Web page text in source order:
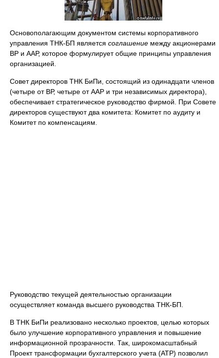
Основополагающим документом системы корпоративного
управления ТНК-БП является соглашение между акционерами
ВР и ААР, которое формулирует общие принципы управления
организацией.
Совет директоров ТНК БиПи, состоящий из одинадцати членов
(четыре от ВР, четыре от ААР и три независимых директора),
обеспечивает стратегическое руководство фирмой. При Совете
директоров существуют два комитета: Комитет по аудиту и
Комитет по компенсациям.
Руководство текущей деятельностью организации
осуществляет команда высшего руководства ТНК-БП.
В ТНК БиПи реализовано несколько проектов, целью которых
было улучшение корпоративного управления и повышение
информационной прозрачности. Так, широкомасштабный
Проект трансформации бухгалтерского учета (ATP) позволил